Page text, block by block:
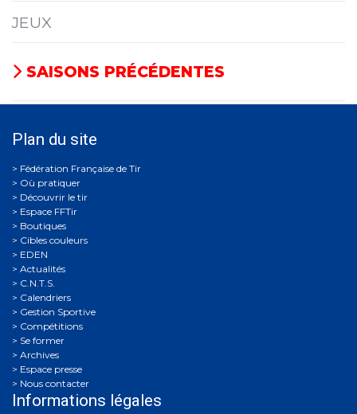
JEUX
SAISONS PRÉCÉDENTES
Plan du site
Où pratiquer
Découvrir le tir
Espace FFTir
Boutiques
Cibles couleurs
EDEN
Actualités
C.N.T.S.
Calendriers
Gestion Sportive
Compétitions
Se former
Archives
Espace presse
Nous contacter
Informations légales